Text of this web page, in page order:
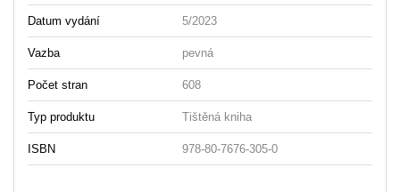
Datum vydání 5/2023
Vazba pevná
Počet stran 608
Typ produktu Tištěná kniha
ISBN 978-80-7676-305-0